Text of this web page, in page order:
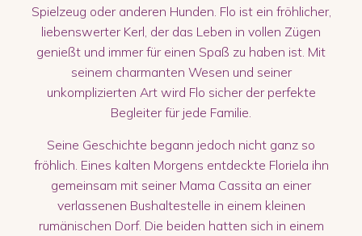
Spielzeug oder anderen Hunden. Flo ist ein fröhlicher,
liebenswerter Kerl, der das Leben in vollen Zügen
genießt und immer für einen Spaß zu haben ist. Mit
seinem charmanten Wesen und seiner
unkomplizierten Art wird Flo sicher der perfekte
Begleiter für jede Familie.
Seine Geschichte begann jedoch nicht ganz so
fröhlich. Eines kalten Morgens entdeckte Floriela ihn
gemeinsam mit seiner Mama Cassita an einer
verlassenen Bushaltestelle in einem kleinen
rumänischen Dorf. Die beiden hatten sich in einem